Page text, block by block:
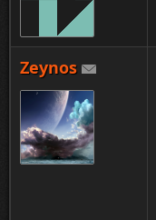
Zeynos